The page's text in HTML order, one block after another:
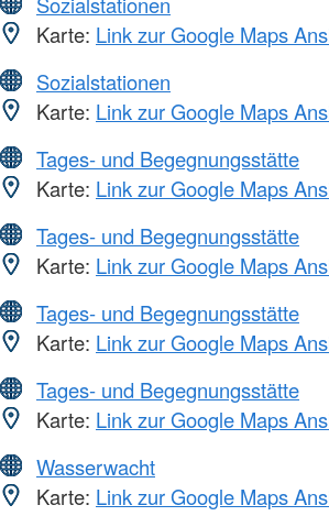
Karte: Link zur Google Maps
Sozialstationen
Karte: Link zur Google Maps
Tages- und Begegnungsstätte
Karte: Link zur Google Maps
Tages- und Begegnungsstätte
Karte: Link zur Google Maps
Tages- und Begegnungsstätte
Karte: Link zur Google Maps
Tages- und Begegnungsstätte
Karte: Link zur Google Maps
Wasserwacht
Karte: Link zur Google Maps